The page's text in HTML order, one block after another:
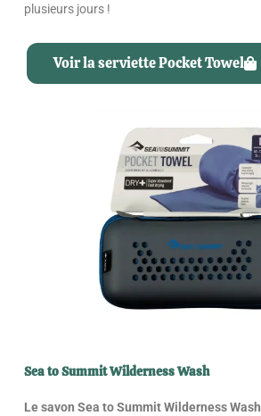
plusieurs jours !
Voir la serviette Pocket Towel
Sea to Summit Wilderness Wash
Le savon Sea to Summit Wilderness Wash